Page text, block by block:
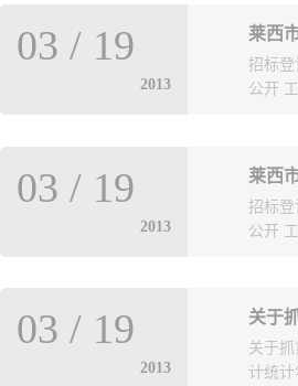
方米
2600
有建
勘察
察项
米； 2
方米
家注
内无
设计
授权
莱西
2013
03 / 19
招标
公开
其它
号: 计
话):
道办
筑师
资格
莱西
2013
03 / 19
招标
公开
其它
号: 计
话):
道办
关于
2013
03 / 19
关于
计统